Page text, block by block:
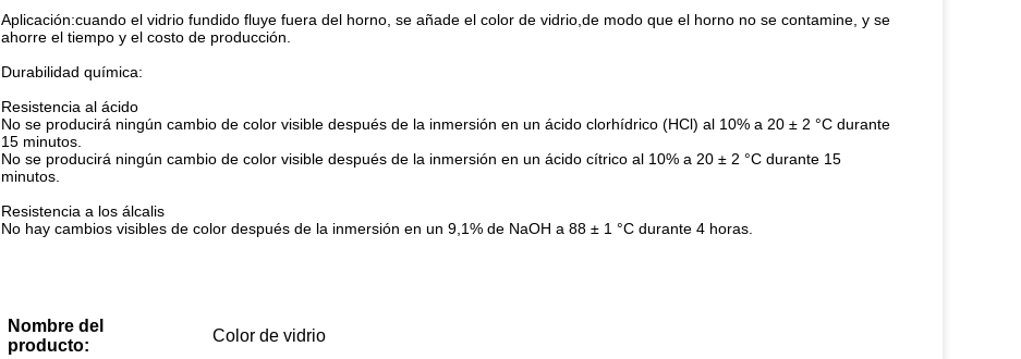
Aplicación:cuando el vidrio fundido fluye fuera del horno, se añade el color de vidrio, de modo que el horno no se contamine, y se
ahorre el tiempo y el costo de producción.
Durabilidad química:
Resistencia al ácido
No se producirá ningún cambio de color visible después de la inmersión en un ácido clorhídrico (HCl) al 10% a 20 ± 2 °C durante
15 minutos.
No se producirá ningún cambio de color visible después de la inmersión en un ácido cítrico al 10% a 20 ± 2 °C durante 15
minutos.
Resistencia a los álcalis
No hay cambios visibles de color después de la inmersión en un 9,1% de NaOH a 88 ± 1 °C durante 4 horas.
Nombre del
producto:
Color de vidrio